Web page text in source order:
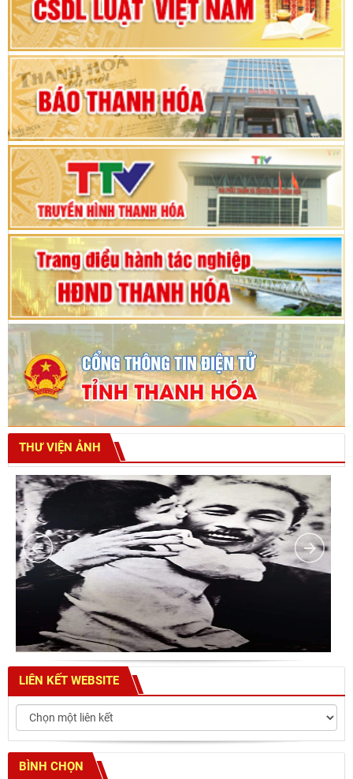
nhiệm kỳ 2025 - 2030
Khai mạc Kỳ họp bất thường lần thứ 9, Quốc
hội khóa XV
Phiên thảo luận Kỳ họp thứ 24, HĐND tỉnh
Thanh Hóa khóa XVIII, nhiệm kỳ 2021 - 2026
Bế mạc Kỳ họp thứ hai bốn, Hội đồng nhân dân
tỉnh khoá XVIII
THƯ VIỆN ẢNH
LIÊN KẾT WEBSITE
BÌNH CHỌN